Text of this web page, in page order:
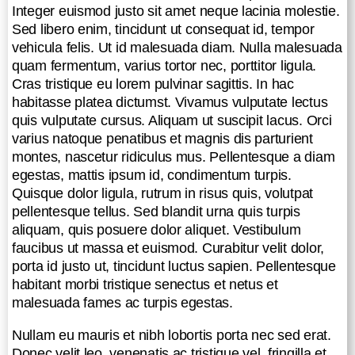
ipsum id, condimentum turpis.
Quisque dolor ligula, rutrum in risus
quis, volutpat pellentesque tellus.
Sed blandit urna quis turpis aliquam,
quis posuere dolor aliquet.
Vestibulum faucibus ut massa et
euismod. Curabitur velit dolor, porta
id justo ut, tincidunt luctus sapien.
Pellentesque habitant morbi tristique
senectus et netus et malesuada
fames ac turpis egestas.
Nullam eu mauris et nibh lobortis
porta nec sed erat. Donec velit leo,
venenatis ac tristique vel, fringilla et
justo. Cras ut orci nisl. Cras congue
dignissim tortor. Cras egestas
ullamcorper ante, sit amet congue
lorem ullamcorper eget. Fusce quis
Integer euismod justo sit amet neque lacinia molestie.
Sed libero enim, tincidunt ut consequat id, tempor
vehicula felis. Ut id malesuada diam. Nulla malesuada
quam fermentum, varius tortor nec, porttitor ligula.
Cras tristique eu lorem pulvinar sagittis. In hac
habitasse platea dictumst. Vivamus vulputate lectus
quis vulputate cursus. Aliquam ut suscipit lacus. Orci
varius natoque penatibus et magnis dis parturient
montes, nascetur ridiculus mus. Pellentesque a diam
egestas, mattis ipsum id, condimentum turpis.
Quisque dolor ligula, rutrum in risus quis, volutpat
pellentesque tellus. Sed blandit urna quis turpis
aliquam, quis posuere dolor aliquet. Vestibulum
faucibus ut massa et euismod. Curabitur velit dolor,
porta id justo ut, tincidunt luctus sapien. Pellentesque
habitant morbi tristique senectus et netus et
malesuada fames ac turpis egestas.
Nullam eu mauris et nibh lobortis porta nec sed erat.